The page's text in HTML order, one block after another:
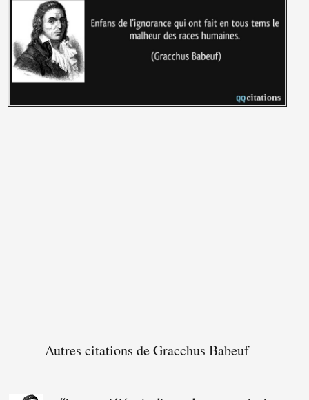
Autres citations de Gracchus Babeuf